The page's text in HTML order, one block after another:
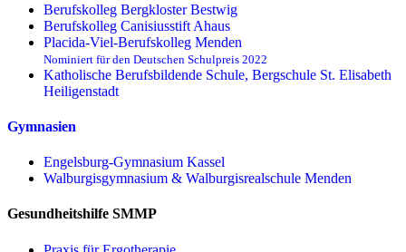
Berufskolleg Bergkloster Bestwig
Berufskolleg Canisiusstift Ahaus
Placida-Viel-Berufskolleg Menden
Nominiert für den Deutschen Schulpreis 2022
Katholische Berufsbildende Schule, Bergschule St. Elisabeth
Heiligenstadt
Gymnasien
Engelsburg-Gymnasium Kassel
Walburgisgymnasium & Walburgisrealschule Menden
Gesundheitshilfe SMMP